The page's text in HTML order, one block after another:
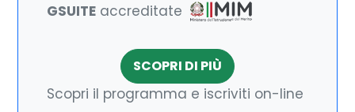
GSUITE accreditate
SCOPRI DI PIÙ
Scopri il programma e iscriviti on-line